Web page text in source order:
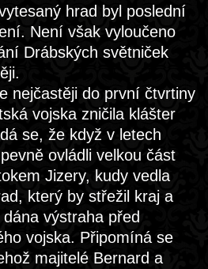
hrad byl poslední
Není však vyloučeno
Drábských světniček
nejčastěji do první čtvrtiny
vojska zničila klášter
se, že když v letech
ovládli velkou část
Jizery, kudy vedla
který by střežil kraj a
výstraha před
vojska. Připomíná se
majitelé Bernard a